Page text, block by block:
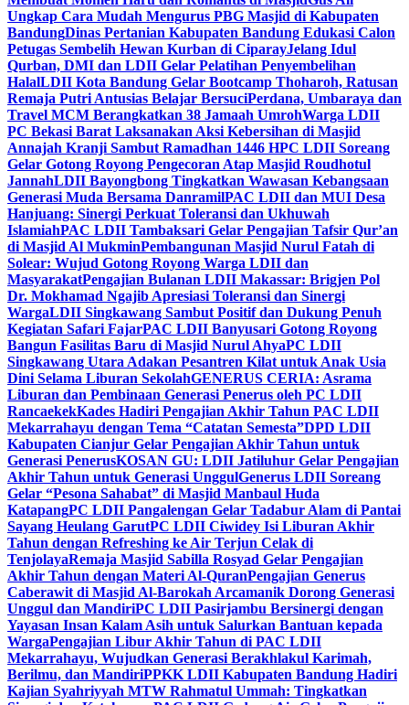
Ungkap Cara Mudah Mengurus PBG Masjid di Kabupaten
BandungDinas Pertanian Kabupaten Bandung Edukasi Calon
Petugas Sembelih Hewan Kurban di CiparayJelang Idul
Qurban, DMI dan LDII Gelar Pelatihan Penyembelihan
HalalLDII Kota Bandung Gelar Bootcamp Thoharoh, Ratusan
Remaja Putri Antusias Belajar BersuciPerdana, Umbaraya dan
Travel MCM Berangkatkan 38 Jamaah UmrohWarga LDII
PC Bekasi Barat Laksanakan Aksi Kebersihan di Masjid
Annajah Kranji Sambut Ramadhan 1446 HPC LDII Soreang
Gelar Gotong Royong Pengecoran Atap Masjid Roudhotul
JannahLDII Bayongbong Tingkatkan Wawasan Kebangsaan
Generasi Muda Bersama DanramilPAC LDII dan MUI Desa
Hanjuang: Sinergi Perkuat Toleransi dan Ukhuwah
IslamiahPAC LDII Tambaksari Gelar Pengajian Tafsir Qur’an
di Masjid Al MukminPembangunan Masjid Nurul Fatah di
Solear: Wujud Gotong Royong Warga LDII dan
MasyarakatPengajian Bulanan LDII Makassar: Brigjen Pol
Dr. Mokhamad Ngajib Apresiasi Toleransi dan Sinergi
WargaLDII Singkawang Sambut Positif dan Dukung Penuh
Kegiatan Safari FajarPAC LDII Banyusari Gotong Royong
Bangun Fasilitas Baru di Masjid Nurul AhyaPC LDII
Singkawang Utara Adakan Pesantren Kilat untuk Anak Usia
Dini Selama Liburan SekolahGENERUS CERIA: Asrama
Liburan dan Pembinaan Generasi Penerus oleh PC LDII
RancaekekKades Hadiri Pengajian Akhir Tahun PAC LDII
Mekarrahayu dengan Tema “Catatan Semesta”DPD LDII
Kabupaten Cianjur Gelar Pengajian Akhir Tahun untuk
Generasi PenerusKOSAN GU: LDII Jatiluhur Gelar Pengajian
Akhir Tahun untuk Generasi UnggulGenerus LDII Soreang
Gelar “Pesona Sahabat” di Masjid Manbaul Huda
KatapangPC LDII Pangalengan Gelar Tadabur Alam di Pantai
Sayang Heulang GarutPC LDII Ciwidey Isi Liburan Akhir
Tahun dengan Refreshing ke Air Terjun Celak di
TenjolayaRemaja Masjid Sabilla Rosyad Gelar Pengajian
Akhir Tahun dengan Materi Al-QuranPengajian Generus
Caberawit di Masjid Al-Barokah Arcamanik Dorong Generasi
Unggul dan MandiriPC LDII Pasirjambu Bersinergi dengan
Yayasan Insan Kalam Asih untuk Salurkan Bantuan kepada
WargaPengajian Libur Akhir Tahun di PAC LDII
Mekarrahayu, Wujudkan Generasi Berakhlakul Karimah,
Berilmu, dan MandiriPPKK LDII Kabupaten Bandung Hadiri
Kajian Syahriyyah MTW Rahmatul Ummah: Tingkatkan